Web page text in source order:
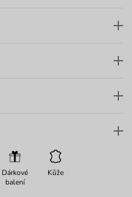
Dárkové
balení
Kůže